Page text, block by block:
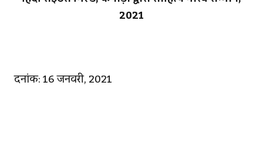
2021
दिनांक: 16 जनवरी, 2021